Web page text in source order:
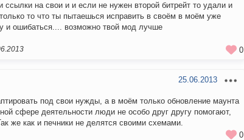
на свои и и если не нужен второй битрейт то удали и
то что ты пытаешься исправить в своём в моём уже
и ошибаться.... возможно твой мод лучше
0
25.06.2013
под свои нужды, а в моём только обновление маунта
сфере деятельности люди не особо друг другу помогают,
же как и печники не делятся своими схемами.
0